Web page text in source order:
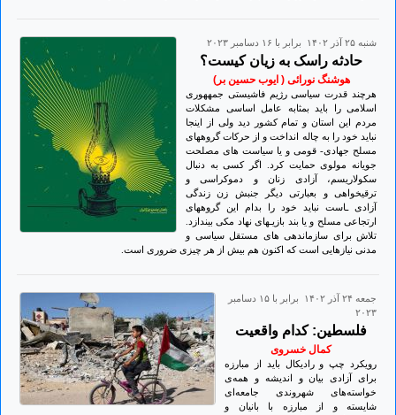
شنبه ۲۵ آذر ۱۴۰۲ برابر با ۱۶ دسامبر ۲۰۲۳
حادثه راسک به زیان کیست؟
هوشنگ نورائی ( ایوب حسین بر)
هرچند قدرت سیاسی رژیم فاشیستی جمههوری
اسلامی را باید بمثابه عامل اساسی مشکلات
مردم این استان و تمام کشور دید ولی از اینجا
نباید خود را به چاله انداخت و از حرکات گروههای
مسلح جهادی- قومی و یا سیاست های مصلحت
جویانه مولوی حمایت کرد. اگر کسی به دنبال
سکولاریسم، آزادی زنان و دموکراسی و
ترقیخواهی و بعبارتی دیگر جنبش زن زندگی
آزادی ـاست نباید خود را بدام این گروههای
ارتجاعی مسلح و یا بند بازیـهای نهاد مکی بیندازد.
تلاش برای سازماندهی های مستقل سیاسی و
مدنی نیازهایی است که اکنون هم بیش از هر چیزی ضروری است.
جمعه ۲۴ آذر ۱۴۰۲ برابر با ۱۵ دسامبر
۲۰۲۳
فلسطین: کدام واقعیت
کمال خسروی
رویکرد چپ و رادیکال باید از مبارزه
برای آزادی بیان و اندیشه و همه‌ی
خواسته‌های شهروندی جامعه‌ای
شایسته و از مبارزه با بانیان و